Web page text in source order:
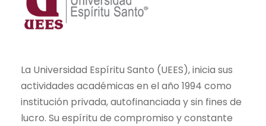
La Universidad Espíritu Santo (UEES), inicia sus
actividades académicas en el año 1994 como
institución privada, autofinanciada y sin fines de
lucro. Su espíritu de compromiso y constante